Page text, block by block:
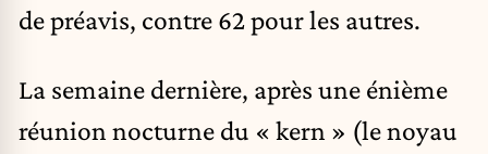
de préavis, contre 62 pour les autres.
La semaine dernière, après une énième
réunion nocturne du « kern » (le noyau